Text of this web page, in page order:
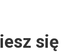
się